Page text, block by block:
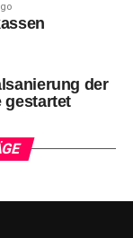
der
gestartet